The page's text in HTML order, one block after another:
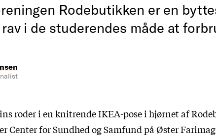
Rodebutikken er en
i de studerendes måde at
roder i en knitrende IKEA-pose i hjørnet af
Center for Sundhed og Samfund på Øster